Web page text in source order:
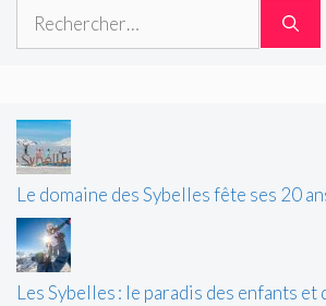
Le domaine des Sybelles fête ses 20
Les Sybelles : le paradis des enfants et